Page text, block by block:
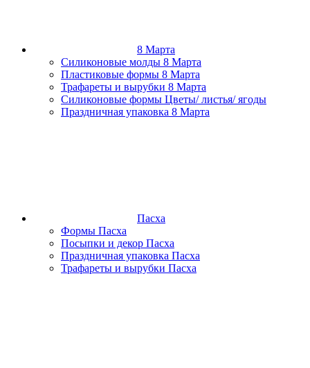
8 Марта
Силиконовые молды 8 Марта
Пластиковые формы 8 Марта
Трафареты и вырубки 8 Марта
Силиконовые формы Цветы/ листья/ ягоды
Праздничная упаковка 8 Марта
Пасха
Формы Пасха
Посыпки и декор Пасха
Праздничная упаковка Пасха
Трафареты и вырубки Пасха